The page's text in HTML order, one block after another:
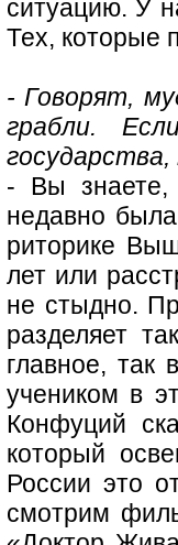
ситуацию. У
Тех, которые
- Говорят,
грабли.
- Вы знаете,
недавно
риторике
лет или
не стыдно.
разделяет
главное, так
учеником в
Конфуций
который
России это
смотрим